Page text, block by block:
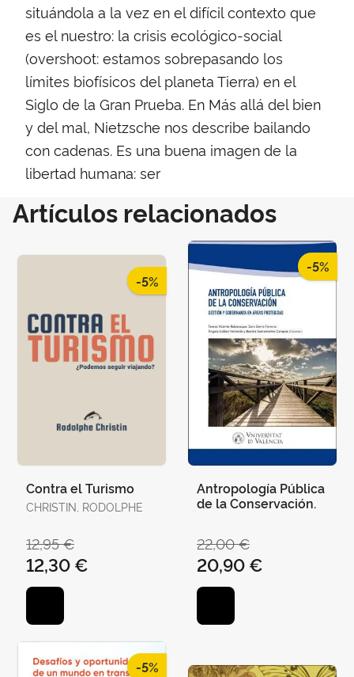
situándola a la vez en el difícil contexto que
es el nuestro: la crisis ecológico-social
(overshoot: estamos sobrepasando los
límites biofísicos del planeta Tierra) en el
Siglo de la Gran Prueba. En Más allá del bien
y del mal, Nietzsche nos describe bailando
con cadenas. Es una buena imagen de la
libertad humana: ser
Artículos relacionados
-5%
Contra el Turismo
CHRISTIN, RODOLPHE
12,95 €
12,30 €
-5%
Antropología Pública
de la Conservación.
22,00 €
20,90 €
-5%